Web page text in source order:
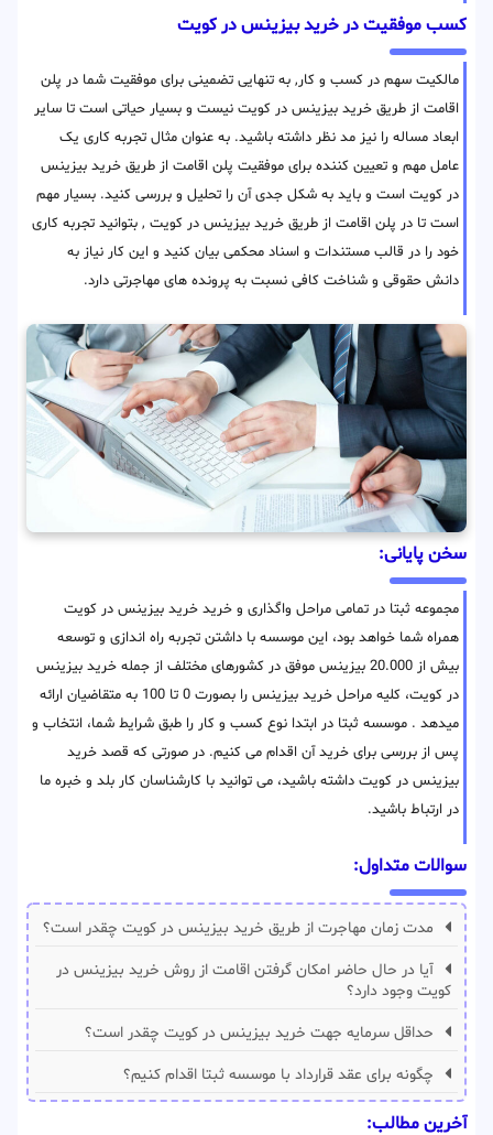
کسب موفقیت در خرید بیزینس در کویت
مالکیت سهم در کسب و کار, به تنهایی تضمینی برای موفقیت شما در پلن
اقامت از طریق خرید بیزینس در کویت نیست و بسیار حیاتی است تا سایر
ابعاد مساله را نیز مد نظر داشته باشید. به عنوان مثال تجربه کاری یک
عامل مهم و تعیین کننده برای موفقیت پلن اقامت از طریق خرید بیزینس
در کویت است و باید به شکل جدی آن را تحلیل و بررسی کنید. بسیار مهم
است تا در پلن اقامت از طریق خرید بیزینس در کویت , بتوانید تجربه کاری
خود را در قالب مستندات و اسناد محکمی بیان کنید و این کار نیاز به
دانش حقوقی و شناخت کافی نسبت به پرونده های مهاجرتی دارد.
سخن پایانی:
مجموعه ثبتا در تمامی مراحل واگذاری و خرید خرید بیزینس در کویت
همراه شما خواهد بود، این موسسه با داشتن تجربه راه اندازی و توسعه
بیش از 20.000 بیزینس موفق در کشورهای مختلف از جمله خرید بیزینس
در کویت، کلیه مراحل خرید بیزینس را بصورت 0 تا 100 به متقاضیان ارائه
میدهد . موسسه ثبتا در ابتدا نوع کسب و کار را طبق شرایط شما، انتخاب و
پس از بررسی برای خرید آن اقدام می کنیم. در صورتی که قصد خرید
بیزینس در کویت داشته باشید، می توانید با کارشناسان کار بلد و خبره ما
در ارتباط باشید.
سوالات متداول:
مدت زمان مهاجرت از طریق خرید بیزینس در کویت چقدر است؟
آیا در حال حاضر امکان گرفتن اقامت از روش خرید بیزینس در
کویت وجود دارد؟
حداقل سرمایه جهت خرید بیزینس در کویت چقدر است؟
چگونه برای عقد قرارداد با موسسه ثبتا اقدام کنیم؟
آخرین مطالب: